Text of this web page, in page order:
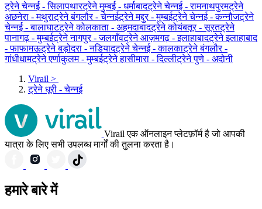
ट्रेने चेन्नई - सिलापथारट्रेने मुम्बई - धर्माबादट्रेने चेन्नई - रामनाथपुरमट्रेने
अछनेरा - मथुराट्रेने बंगलौर - चेन्नईट्रेने मद्दुर - मुम्बईट्रेने चेन्नई - कन्नौजट्रेने
चेन्नई - बालाघाटट्रेने कोलकाता - अहमदाबादट्रेने कोयंबतूर - सूरतट्रेने
पानागढ़ - मुम्बईट्रेने नागपुर - जलगाँवट्रेने आज़मगढ़ - इलाहाबादट्रेने इलाहाबाद
- फाफामऊट्रेने बड़ोदरा - नडियादट्रेने चेन्नई - कालकाट्रेने बंगलौर -
गांधीधामट्रेने एर्णाकुलम - मुम्बईट्रेने हासीमारा - दिल्लीट्रेने पुणे - अदोनी
Virail >
ट्रेने धूरी - चेन्नई
Virail एक ऑनलाइन प्लेटफ़ॉर्म है जो आपकी
यात्रा के लिए सभी उपलब्ध मार्गों की तुलना करता है।
हमारे बारे में